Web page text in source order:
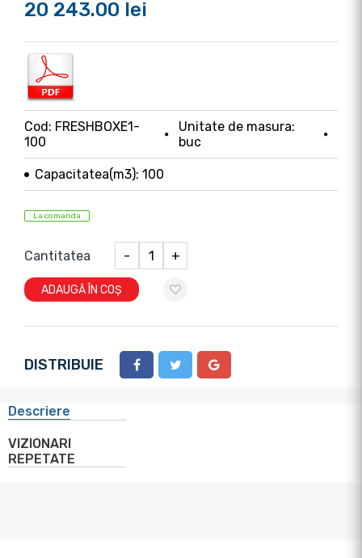
20 243.00 lei
Cod: FRESHBOXE1-
100
Unitate de masura:
buc
Capacitatea(m3): 100
La comanda
Cantitatea - +
ADAUGĂ ÎN COȘ
DISTRIBUIE
Descriere
VIZIONARI
REPETATE